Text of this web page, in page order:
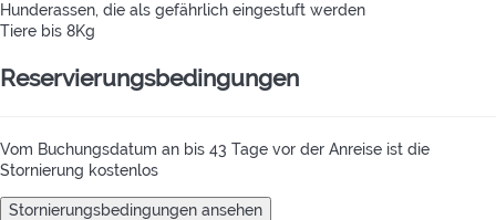
Hunderassen, die als gefährlich eingestuft werden
Tiere bis 8Kg
Reservierungsbedingungen
Vom Buchungsdatum an bis 43 Tage vor der Anreise ist die
Stornierung kostenlos
Stornierungsbedingungen ansehen